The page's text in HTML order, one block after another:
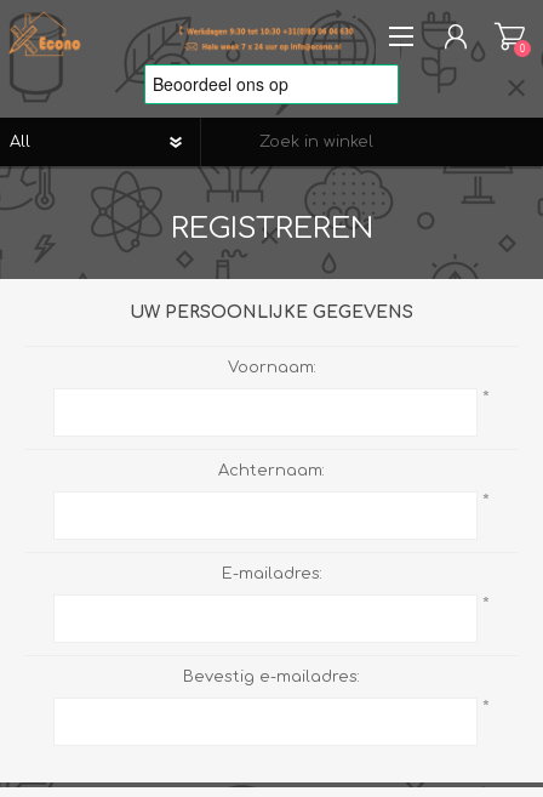
REGISTREREN
AANMELDEN
VERLANGLIJST
0
0
REGISTREREN
UW PERSOONLIJKE GEGEVENS
Voornaam:
*
Achternaam:
*
E-mailadres:
*
Bevestig e-mailadres:
*